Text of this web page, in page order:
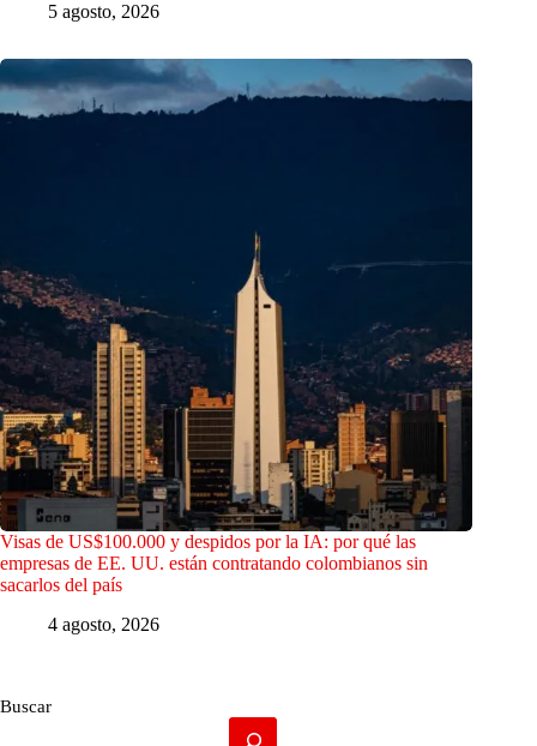
5 agosto, 2026
Visas de US$100.000 y despidos por la IA: por qué las
empresas de EE. UU. están contratando colombianos sin
sacarlos del país
4 agosto, 2026
Buscar